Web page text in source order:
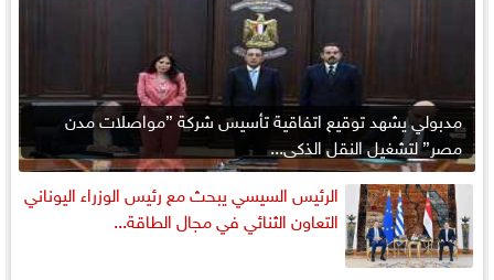
مدبولي يشهد توقيع اتفاقية تأسيس شركة ”مواصلات مدن
مصر” لتشغيل النقل الذكي...
الرئيس السيسي يبحث مع رئيس الوزراء اليوناني
التعاون الثنائي في مجال الطاقة...